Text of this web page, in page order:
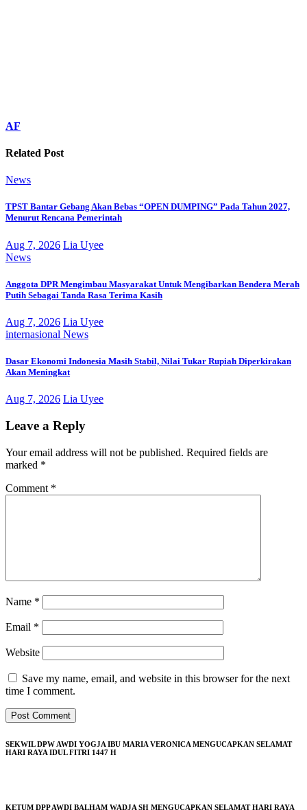
AF
Related Post
News
TPST Bantar Gebang Akan Bebas “OPEN DUMPING” Pada Tahun 2027,
Menurut Rencana Pemerintah
Aug 7, 2026 Lia Uyee
News
Anggota DPR Mengimbau Masyarakat Untuk Mengibarkan Bendera Merah
Putih Sebagai Tanda Rasa Terima Kasih
Aug 7, 2026 Lia Uyee
internasional News
Dasar Ekonomi Indonesia Masih Stabil, Nilai Tukar Rupiah Diperkirakan
Akan Meningkat
Aug 7, 2026 Lia Uyee
Leave a Reply
Your email address will not be published. Required fields are
marked *
Comment *
Name *
Email *
Website
Save my name, email, and website in this browser for the next
time I comment.
SEKWIL DPW AWDI YOGJA IBU MARIA VERONICA MENGUCAPKAN SELAMAT
HARI RAYA IDUL FITRI 1447 H
KETUM DPP AWDI BALHAM WADJA SH MENGUCAPKAN SELAMAT HARI RAYA